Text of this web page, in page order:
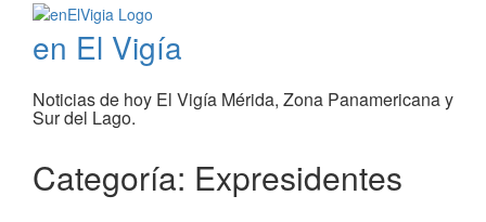
en El Vigía
Noticias de hoy El Vigía Mérida, Zona Panamericana y
Sur del Lago.
Categoría: Expresidentes